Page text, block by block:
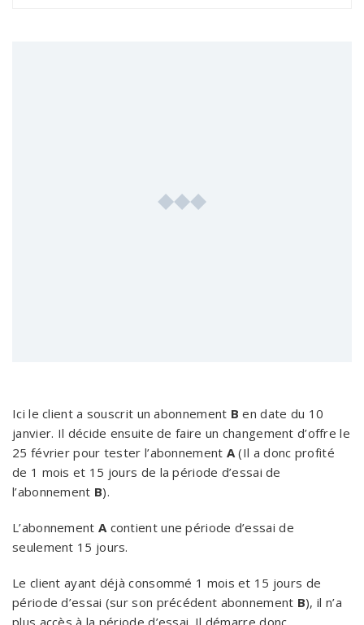
Ici le client a souscrit un abonnement Ben date du 10
janvier. Il décide ensuite de faire un changement d’offre le
25 février pour tester l’abonnement A(Il a donc profité
de 1 mois et 15 jours de la période d’essai de
l’abonnement B).
L’abonnement Acontient une période d’essai de
seulement 15 jours.
Le client ayant déjà consommé 1 mois et 15 jours de
période d’essai (sur son précédent abonnement B), il n’a
plus accès à la période d’essai. Il démarre donc